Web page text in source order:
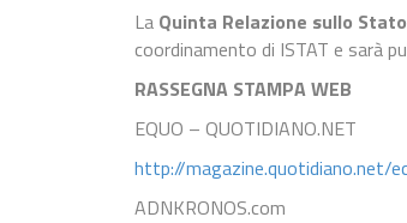
La Quinta Relazione sullo
coordinamento di ISTAT e sarà
RASSEGNA STAMPA WEB
EQUO – QUOTIDIANO.NET
http://
ADNKRONOS.com